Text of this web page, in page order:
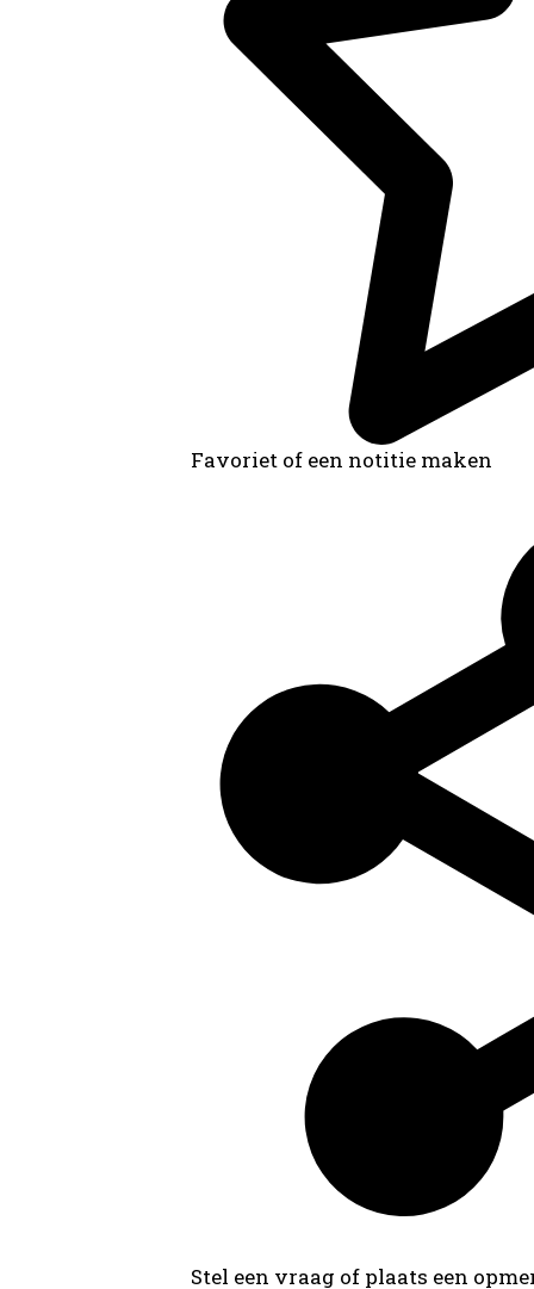
Favoriet of een notitie maken
Stel een vraag of plaats een